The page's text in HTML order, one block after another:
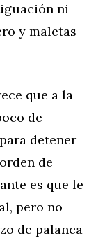
ni
y maletas
que a la
de
detener
de
es que le
pero no
de palanca